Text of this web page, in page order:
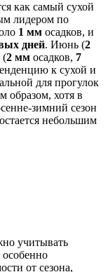
как самый сухой
лидером по
1 мм осадков, и
дней. Июнь (2
(2 мм осадков, 7
к сухой и
для прогулок
образом, хотя в
зимний сезон
небольшим
учитывать
от сезона,